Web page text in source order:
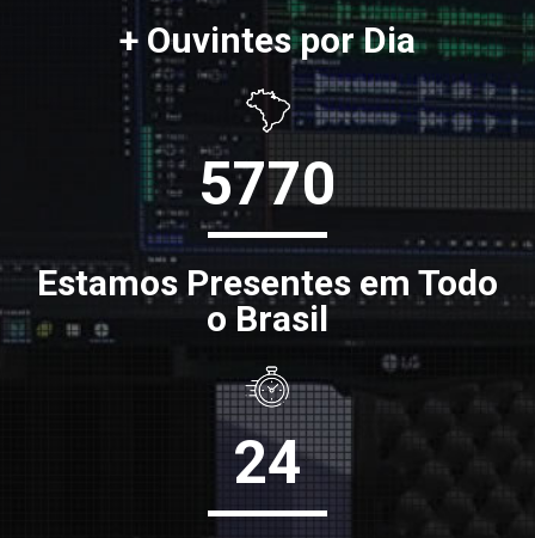
+ Ouvintes por Dia
5770
Estamos Presentes em Todo
o Brasil
24